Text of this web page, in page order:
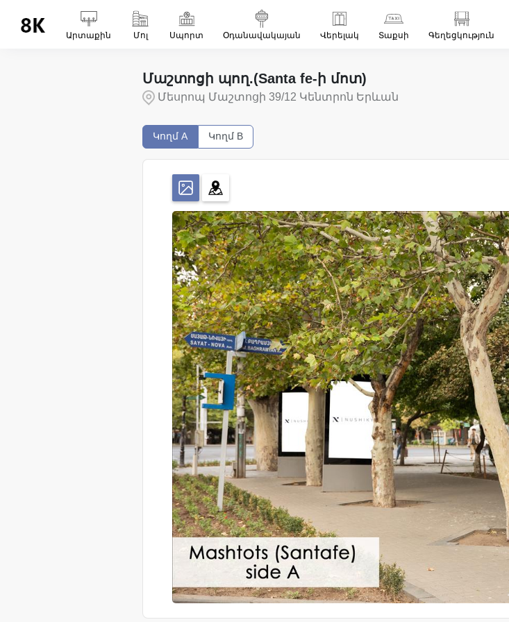
Արտաքին Մոլ Սպորտ Օդանավակայան Վերելակ Տաքսի Գեղեցկություն
Մաշտոցի պող.(Santa fe-ի մոտ)
Մեսրոպ Մաշտոցի 39/12 Կենտրոն Երևան
Կողմ A Կողմ B